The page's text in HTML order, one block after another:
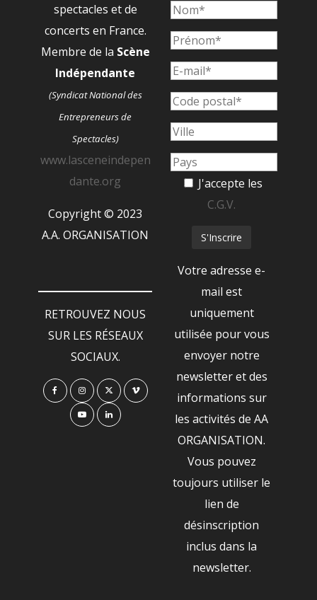
spectacles et de
concerts en France.
Membre de la Scène
Indépendante
(Syndicat National des
Entrepreneurs de
Spectacles)
www.lasceneindepen
dante.org
Copyright © 2023
A.A. ORGANISATION
RETROUVEZ NOUS
SUR LES RÉSEAUX
SOCIAUX.
J'accepte les
C.G.V.
Votre adresse e-
mail est
uniquement
utilisée pour vous
envoyer notre
newsletter et des
informations sur
les activités de AA
ORGANISATION.
Vous pouvez
toujours utiliser le
lien de
désinscription
inclus dans la
newsletter.